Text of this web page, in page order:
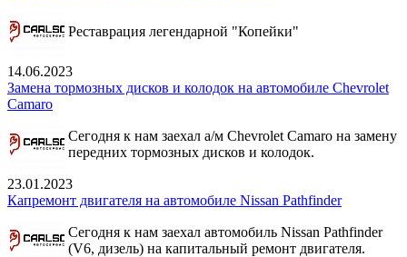
Реставрация легендарной "Копейки"
14.06.2023
Замена тормозных дисков и колодок на автомобиле Chevrolet
Camaro
Сегодня к нам заехал а/м Chevrolet Camaro на замену
передних тормозных дисков и колодок.
23.01.2023
Капремонт двигателя на автомобиле Nissan Pathfinder
Сегодня к нам заехал автомобиль Nissan Pathfinder
(V6, дизель) на капитальный ремонт двигателя.